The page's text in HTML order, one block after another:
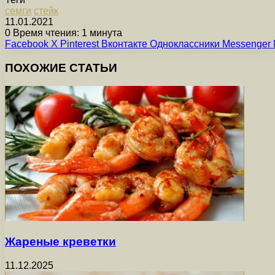
семги стейк
11.01.2021
0 Время чтения: 1 минута
Facebook X Pinterest Вконтакте Одноклассники Messenger
ПОХОЖИЕ СТАТЬИ
Жареные креветки
11.12.2025